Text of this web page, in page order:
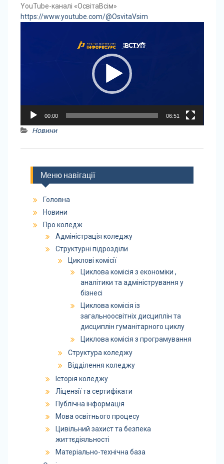
YouTube-каналі «ОсвітаВсім»
https://www.youtube.com/@OsvitaVsim
00:00 06:51
Новини
Меню навігації
Головна
Новини
Про коледж
Адміністрація коледжу
Структурні підрозділи
Циклові комісії
Циклова комісія з економіки ,
аналітики та адміністрування у
бізнесі
Циклова комісія із
загальноосвітніх дисциплін та
дисциплін гуманітарного циклу
Циклова комісія з програмування
Структура коледжу
Відділення коледжу
Історія коледжу
Ліцензії та сертифікати
Публічна інформація
Мова освітнього процесу
Цивільний захист та безпека
життєдіяльності
Матеріально-технічна база